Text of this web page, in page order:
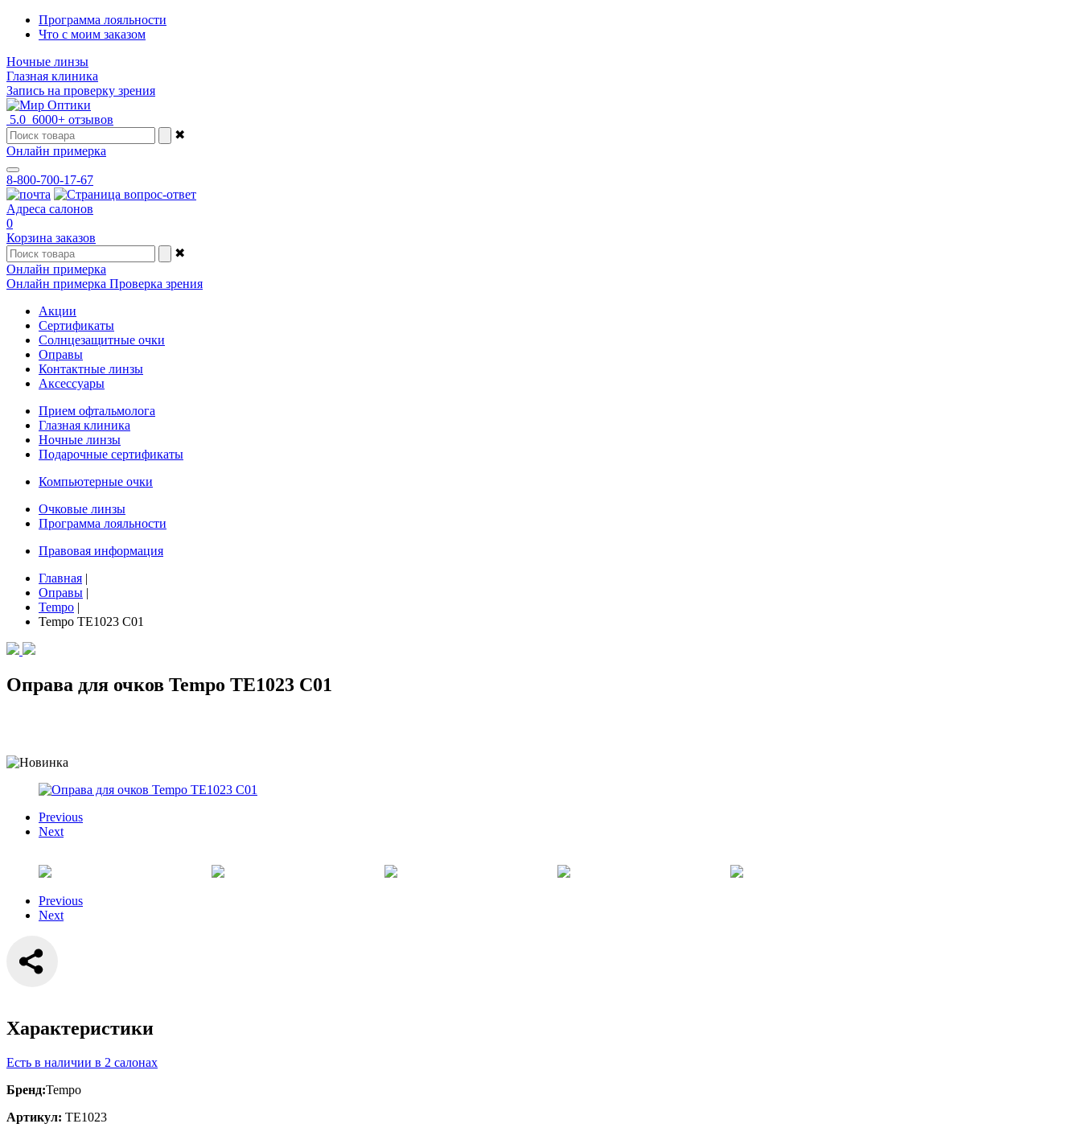
Программа лояльности
Что с моим заказом
Ночные линзы
Глазная клиника
Запись на проверку зрения
5.0 6000+ отзывов
✖
Онлайн примерка
8-800-700-17-67
Адреса салонов
0
Корзина заказов
✖
Онлайн примерка
Онлайн примерка Проверка зрения
Акции
Сертификаты
Солнцезащитные очки
Оправы
Контактные линзы
Аксессуары
Прием офтальмолога
Глазная клиника
Ночные линзы
Подарочные сертификаты
Компьютерные очки
Очковые линзы
Программа лояльности
Правовая информация
Главная |
Оправы |
Tempo |
Tempo TE1023 C01
Оправа для очков Tempo TE1023 C01
Previous
Next
Previous
Next
Характеристики
Есть в наличии в 2 салонах
Бренд:Tempo
Артикул: TE1023